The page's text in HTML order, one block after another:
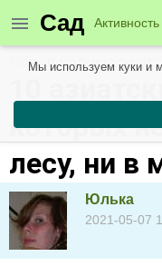
Сад Активность
Новые материалы от
10
которых
лесу, ни в
Юлька
2021-05-07
Мы используем куки и